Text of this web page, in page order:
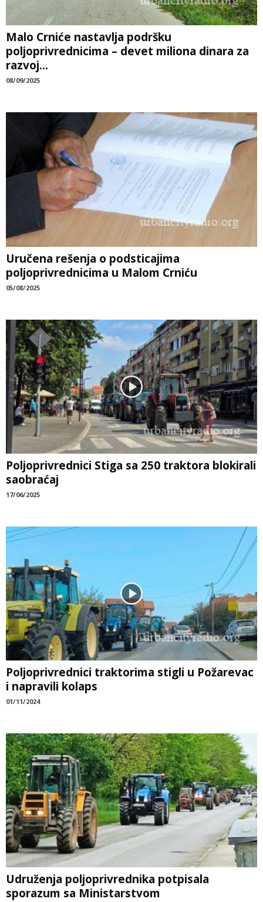
Malo Crniće nastavlja podršku
poljoprivrednicima – devet miliona dinara za
razvoj...
08/09/2025
Uručena rešenja o podsticajima
poljoprivrednicima u Malom Crniću
05/08/2025
Poljoprivrednici Stiga sa 250 traktora blokirali
saobraćaj
17/06/2025
Poljoprivrednici traktorima stigli u Požarevac
i napravili kolaps
01/11/2024
Udruženja poljoprivrednika potpisala
sporazum sa Ministarstvom